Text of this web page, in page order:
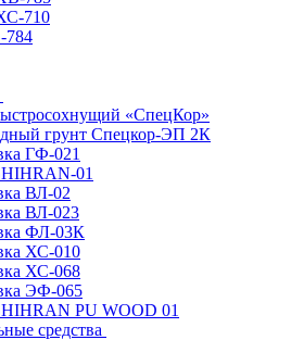
710
«СпецКор»
грунт Спецкор-ЭП 2К
ГФ-021
01
ВЛ-02
ВЛ-023
ФЛ-03К
ХС-010
ХС-068
ЭФ-065
PU WOOD 01
средства